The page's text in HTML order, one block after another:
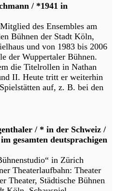
/ *1941 in
des Ensembles am
Bühnen der Stadt Köln,
und von 1983 bis 2006
der Wuppertaler Bühnen.
die Titelrollen in Nathan
II. Heute tritt er weiterhin
auf, z. B. bei den
/ * in der Schweiz /
gesamten deutsprachigen
in Zürich
Theaterlaufbahn: Theater
Theater, Städtische Bühnen